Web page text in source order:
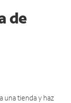
de
una tienda y haz